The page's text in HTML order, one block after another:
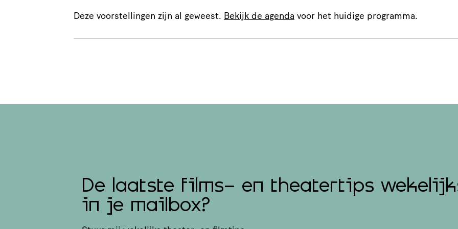
Deze voorstellingen zijn al geweest. Bekijk de agenda voor het huidige programma.
De laatste films- en theatertips
in je mailbox?